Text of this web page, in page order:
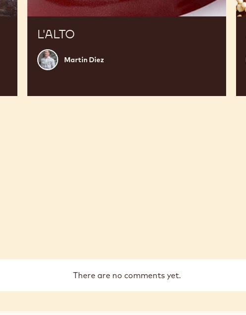
L'ALTO
Martin
Diez
Martin Diez
There are no comments yet.